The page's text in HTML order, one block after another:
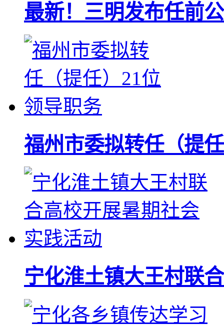
最新！三明发布任前
福州市委拟转任（提
宁化淮土镇大王村联